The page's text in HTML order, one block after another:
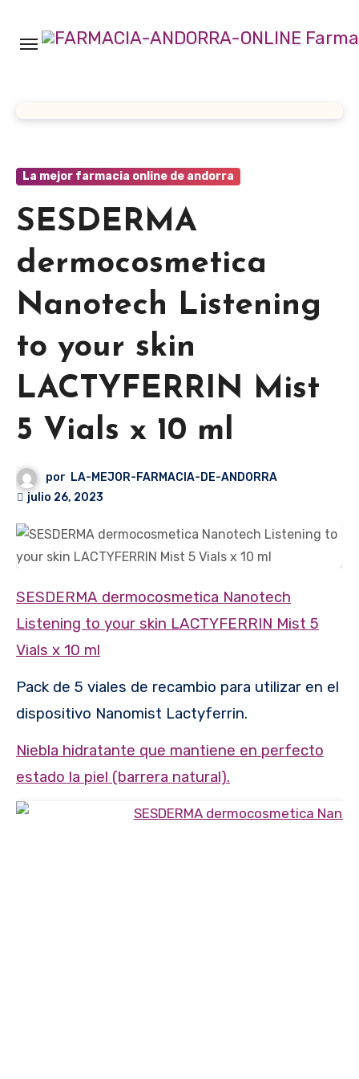
contenido
La mejor farmacia online de andorra
SESDERMA
dermocosmetica
Nanotech Listening
to your skin
LACTYFERRIN Mist
5 Vials x 10 ml
por LA-MEJOR-FARMACIA-DE-ANDORRA
julio 26, 2023
SESDERMA dermocosmetica Nanotech
Listening to your skin LACTYFERRIN Mist 5
Vials x 10 ml
Pack de 5 viales de recambio para utilizar en el
dispositivo Nanomist Lactyferrin.
Niebla hidratante que mantiene en perfecto
estado la piel (barrera natural).